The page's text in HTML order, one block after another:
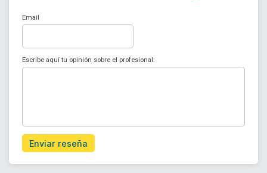
Email
Escribe aquí tu opinión sobre el profesional:
Enviar reseña